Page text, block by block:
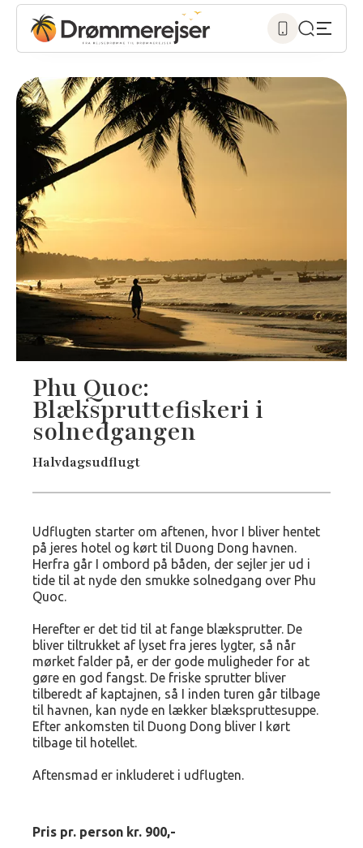
Phu Quoc:
Blækspruttefiskeri i
solnedgangen
Halvdagsudflugt
Udflugten starter om aftenen, hvor I bliver hentet
på jeres hotel og kørt til Duong Dong havnen.
Herfra går I ombord på båden, der sejler jer ud i
tide til at nyde den smukke solnedgang over Phu
Quoc.
Herefter er det tid til at fange blæksprutter. De
bliver tiltrukket af lyset fra jeres lygter, så når
mørket falder på, er der gode muligheder for at
gøre en god fangst. De friske sprutter bliver
tilberedt af kaptajnen, så I inden turen går tilbage
til havnen, kan nyde en lækker blækspruttesuppe.
Efter ankomsten til Duong Dong bliver I kørt
tilbage til hotellet.
Aftensmad er inkluderet i udflugten.
Pris pr. person kr. 900,-